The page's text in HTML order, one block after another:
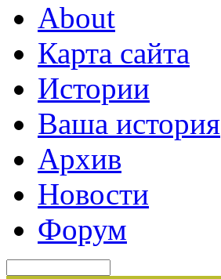
About
Карта сайта
Истории
Ваша история
Архив
Новости
Форум